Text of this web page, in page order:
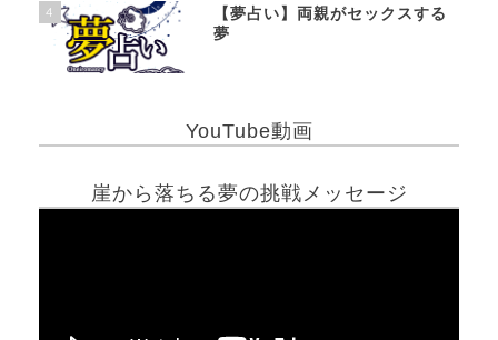
4
【夢占い】両親がセックスする
夢
YouTube動画
崖から落ちる夢の挑戦メッセージ